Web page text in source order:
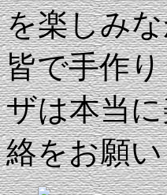
を楽しみ
皆で手作
ザは本当
絡をお願